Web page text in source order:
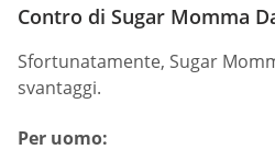
Contro di Sugar Momma
Sfortunatamente, Sugar
svantaggi.
Per uomo: